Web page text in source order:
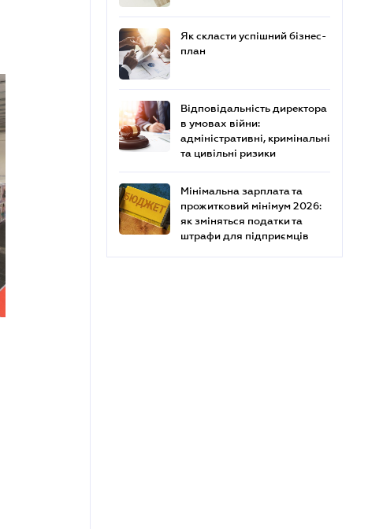
Як скласти успішний бізнес-
план
Відповідальність директора
в умовах війни:
адміністративні, кримінальні
та цивільні ризики
Мінімальна зарплата та
прожитковий мінімум 2026:
як зміняться податки та
штрафи для підприємців